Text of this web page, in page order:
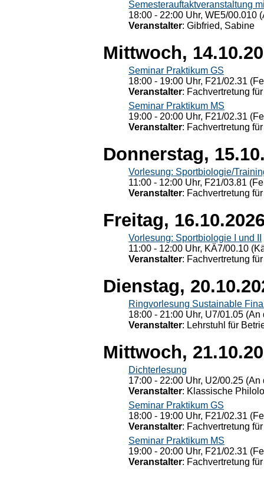
Semesterauftaktveranstaltung
18:00 - 22:00 Uhr, WE5/00.010
Veranstalter: Gibfried, Sabine
Mittwoch,
Seminar Praktikum GS
18:00 - 19:00 Uhr, F21/02.31
Veranstalter: Fachvertretung
Seminar Praktikum MS
19:00 - 20:00 Uhr, F21/02.31
Veranstalter: Fachvertretung
Donnerstag,
Vorlesung: Sportbiologie/
11:00 - 12:00 Uhr, F21/03.81
Veranstalter: Fachvertretung
Freitag,
Vorlesung: Sportbiologie I und II
11:00 - 12:00 Uhr, KÄ7/00.10
Veranstalter: Fachvertretung
Dienstag,
Ringvorlesung Sustainable
18:00 - 21:00 Uhr, U7/01.05
Veranstalter: Lehrstuhl für
Mittwoch,
Dichterlesung
17:00 - 22:00 Uhr, U2/00.25
Veranstalter: Klassische
Seminar Praktikum GS
18:00 - 19:00 Uhr, F21/02.31
Veranstalter: Fachvertretung
Seminar Praktikum MS
19:00 - 20:00 Uhr, F21/02.31
Veranstalter: Fachvertretung